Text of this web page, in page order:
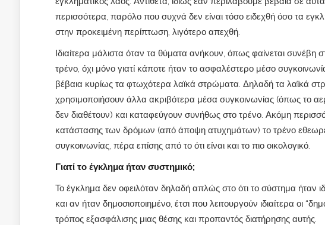
περισσότερα, παρόλο που συχνά δεν είναι τόσο ειδεχθή όσο τα
στην προκειμένη περίπτωση, λιγότερο απεχθή.
Ιδιαίτερα μάλιστα όταν τα θύματα ανήκουν, όπως φαίνεται
τρένο, όχι μόνο γιατί κάποτε ήταν το ασφαλέστερο μέσο
βέβαια κυρίως τα φτωχότερα λαϊκά στρώματα. Δηλαδή τα λαϊκά
χρησιμοποιήσουν άλλα ακριβότερα μέσα συγκοινωνίας (όπως το
δεν διαθέτουν) και καταφεύγουν συνήθως στο τρένο. Ακόμη
κατάστασης των δρόμων (από άποψη ατυχημάτων) το τρένο
συγκοινωνίας, πέρα επίσης από το ότι είναι και το πιο οικολογικό.
Γιατί το έγκλημα ήταν συστημικό;
Το έγκλημα δεν οφειλόταν δηλαδή απλώς στο ότι το σύστημα ήταν
και αν ήταν δημοσιοποιημένο, έτσι που λειτουργούν ιδιαίτερα οι
τρόπος εξασφάλισης μιας θέσης και προπαντός διατήρησης αυτής.